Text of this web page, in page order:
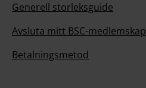
Generell storleksguide
Avsluta mitt BSC-medlemskap
Betalningsmetod